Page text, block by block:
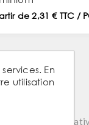
de 2,31 € TTC /
et finitions
En
utilisation